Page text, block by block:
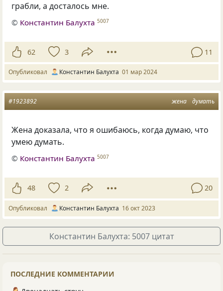
грабли, а досталось мне.
© Константин Балухта 5007
62 3 11
Опубликовал Константин Балухта 01 мар 2024
жена думать
#1923892
Жена доказала, что я ошибаюсь, когда думаю, что
умею думать.
© Константин Балухта 5007
48 2 20
Опубликовал Константин Балухта 16 окт 2023
Константин Балухта: 5007 цитат
ПОСЛЕДНИЕ КОММЕНТАРИИ